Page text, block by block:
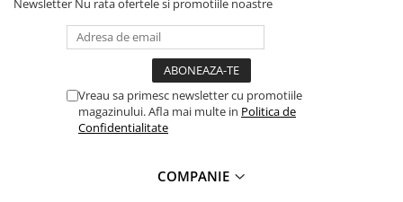
Saboți și papuci
Saboți și papuci de uz general
Saboți de protecție OB
Saboți de protecție SB
Sandale de protecție OB
Newsletter Nu rata ofertele si promotiile noastre
Vreau sa primesc newsletter cu promotiile
magazinului. Afla mai multe in Politica de
Confidentialitate
COMPANIE